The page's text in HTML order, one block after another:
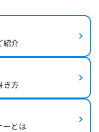
紹介
き方
ーとは